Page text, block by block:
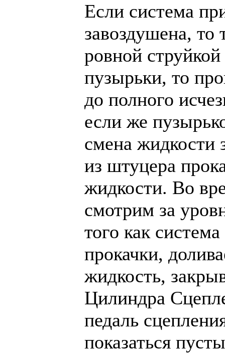
Если система
завоздушена, то
ровной
пузырьки, то
до полного
если же
смена жидкости
из штуцера
жидкости. Во
смотрим за
того как
прокачки,
жидкость,
Цилиндра
педаль
показаться